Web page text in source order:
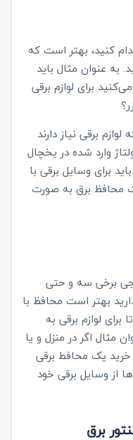
کنید، بهتر است که
عنوان مثال باید
برای لوازم برقی
برقی نیاز دارند
وارد شده در یخچال
برای وسایل برقی با
محافظ برق به صورت
برخی سه و حتی
بهتر است محافظ با
لوازم برقی به
مثال اگر در منزل و یا
خرید یک محافط برقی
از وسایل برقی خود
برق